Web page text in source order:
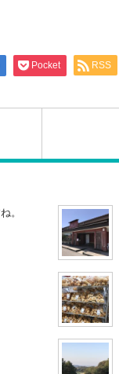
Pocket RSS
。